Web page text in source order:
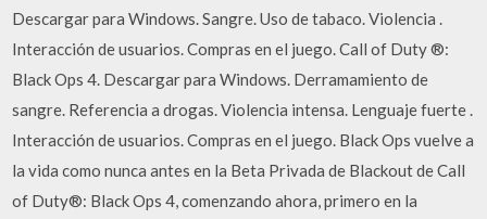
Descargar para Windows. Sangre. Uso de tabaco. Violencia .
Interacción de usuarios. Compras en el juego. Call of Duty ®:
Black Ops 4. Descargar para Windows. Derramamiento de
sangre. Referencia a drogas. Violencia intensa. Lenguaje fuerte .
Interacción de usuarios. Compras en el juego. Black Ops vuelve a
la vida como nunca antes en la Beta Privada de Blackout de Call
of Duty®: Black Ops 4, comenzando ahora, primero en la